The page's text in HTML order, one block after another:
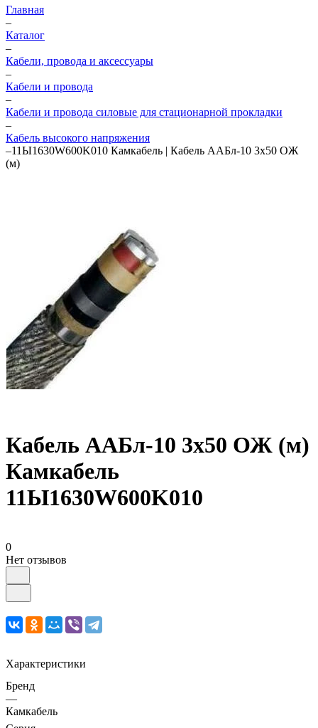
Главная
–
Каталог
–
Кабели, провода и аксессуары
–
Кабели и провода
–
Кабели и провода силовые для стационарной прокладки
–
Кабель высокого напряжения
–11Ы1630W600K010 Камкабель | Кабель ААБл-10 3х50 ОЖ
(м)
Кабель ААБл-10 3х50 ОЖ (м)
Камкабель
11Ы1630W600K010
0
Нет отзывов
Характеристики
Бренд
—
Камкабель